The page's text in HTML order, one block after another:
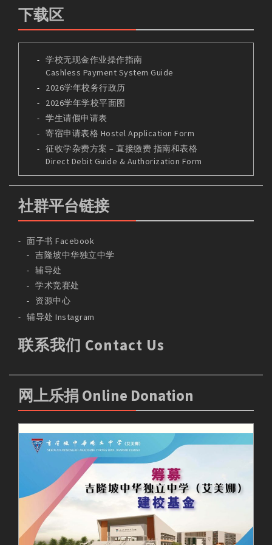
下载区
学校无现金作业操作指南
Cashless Payment System Guide
2026学年校务行政历
2026学年学校平面图
学生请假申请表
寄宿申请表格 Hostel Application Form
征收学杂费方案 – 直接缴费 指南和表格
Direct Debit Guide & Authorization Form
社群平台链接
面子书 Facebook
吉隆坡中华独立中学
辅导处
学术竞赛处
资源中心
辅导处 Instagram
联系我们 Contact Us
网上乐捐 Online Donation